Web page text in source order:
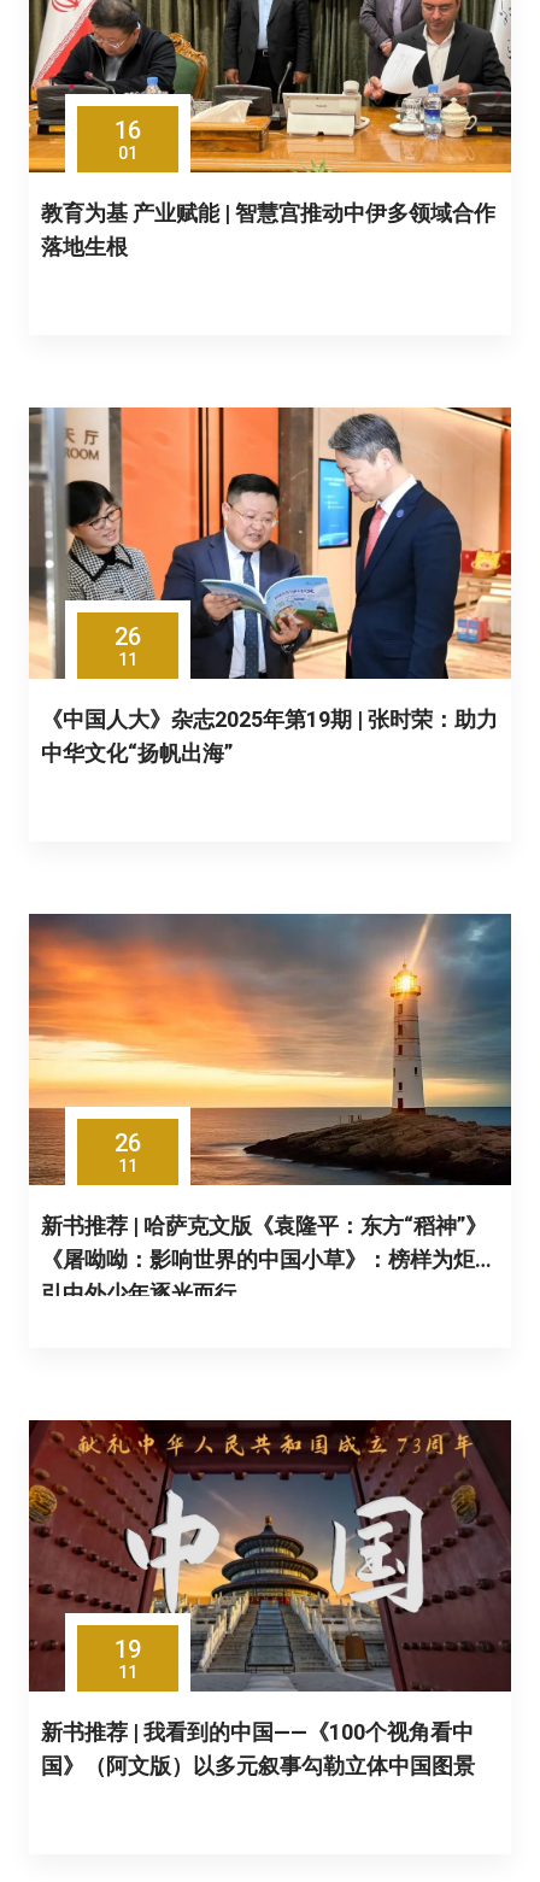
16
01
教育为基 产业赋能 | 智慧宫推动中伊多领域合作
落地生根
26
11
《中国人大》杂志2025年第19期 | 张时荣：助力
中华文化“扬帆出海”
26
11
新书推荐 | 哈萨克文版《袁隆平：东方“稻神”》
《屠呦呦：影响世界的中国小草》：榜样为炬，
引中外少年逐光而行
19
11
新书推荐 | 我看到的中国——《100个视角看中
国》（阿文版）以多元叙事勾勒立体中国图景